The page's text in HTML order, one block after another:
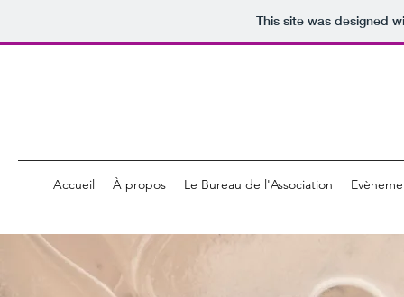
This site was designed
Accueil À propos Le Bureau de l'Association